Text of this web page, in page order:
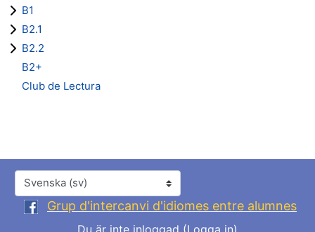
B1
B2.1
B2.2
B2+
Club de Lectura
Språk
Grup d'intercanvi d'idiomes entre alumnes
Du är inte inloggad (Logga in)